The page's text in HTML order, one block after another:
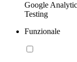
Google
Testing
Funzionale